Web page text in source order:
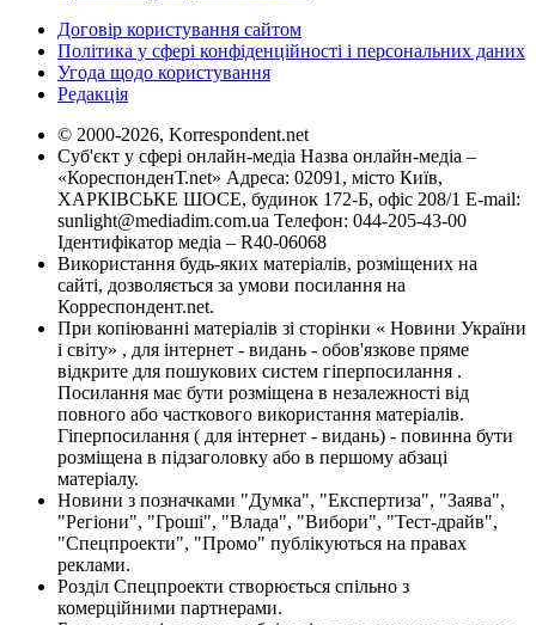
Договір користування сайтом
Політика у сфері конфіденційності і персональних даних
Угода щодо користування
Редакція
© 2000-2026, Korrespondent.net
Суб'єкт у сфері онлайн-медіа Назва онлайн-медіа –
«КореспонденТ.net» Адреса: 02091, місто Київ,
ХАРКІВСЬКЕ ШОСЕ, будинок 172-Б, офіс 208/1 E-mail:
sunlight@mediadim.com.ua Телефон: 044-205-43-00
Ідентифікатор медіа – R40-06068
Використання будь-яких матеріалів, розміщених на
сайті, дозволяється за умови посилання на
Корреспондент.net.
При копіюванні матеріалів зі сторінки « Новини України
і світу» , для інтернет - видань - обов'язкове пряме
відкрите для пошукових систем гіперпосилання .
Посилання має бути розміщена в незалежності від
повного або часткового використання матеріалів.
Гіперпосилання ( для інтернет - видань) - повинна бути
розміщена в підзаголовку або в першому абзаці
матеріалу.
Новини з позначками "Думка", "Експертиза", "Заява",
"Регіони", "Гроші", "Влада", "Вибори", "Тест-драйв",
"Спецпроекти", "Промо" публікуються на правах
реклами.
Розділ Спецпроекти створюється спільно з
комерційними партнерами.